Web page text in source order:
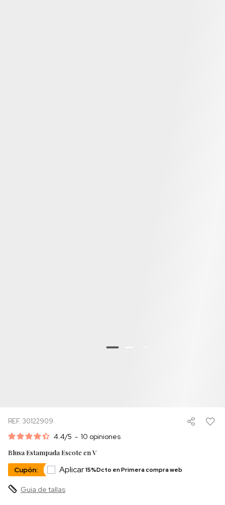
REF. 30122909
4.4/5 - 10 opiniones
Blusa Estampada Escote en V
Cupón: Aplicar15%Dcto en Primera compra web
Guia de tallas